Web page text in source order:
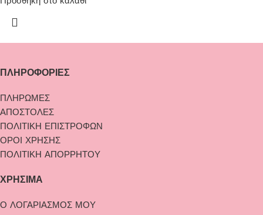
ΠΛΗΡΟΦΟΡΙΕΣ
ΠΛΗΡΩΜΕΣ
ΑΠΟΣΤΟΛΕΣ
ΠΟΛΙΤΙΚΗ ΕΠΙΣΤΡΟΦΩΝ
ΟΡΟΙ ΧΡΗΣΗΣ
ΠΟΛΙΤΙΚΗ ΑΠΟΡΡΗΤΟΥ
ΧΡΗΣΙΜΑ
Ο ΛΟΓΑΡΙΑΣΜΟΣ ΜΟΥ